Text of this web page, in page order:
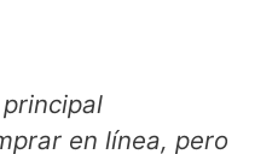
en línea, pero